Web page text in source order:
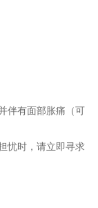
伴有面部胀痛（可
忧时，请立即寻求